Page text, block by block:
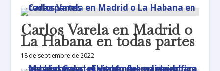
Carlos Varela en Madrid o
La Habana en todas partes
18 de septiembre de 2022